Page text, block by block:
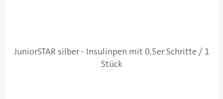
JuniorSTAR silber - Insulinpen mit 0,5er Schritte / 1
Stück